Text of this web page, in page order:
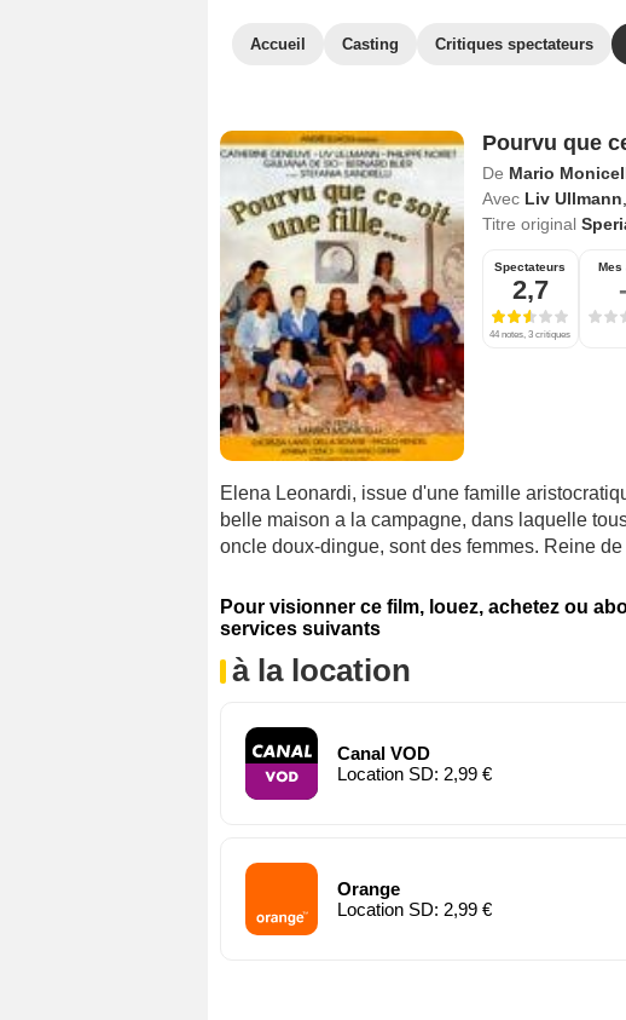
Accueil Casting Critiques spectateurs
Pourvu que
De Mario
Avec Liv Ullmann
Titre original
Spectateurs
2,7
44 notes, 3 critiques
Mes
Elena Leonardi, issue d'une famille
belle maison a la campagne, dans laquelle
oncle doux-dingue, sont des femmes. Reine
Pour visionner ce film, louez, achetez ou
services suivants
à la location
Canal VOD
Location SD: 2,99 €
Orange
Location SD: 2,99 €